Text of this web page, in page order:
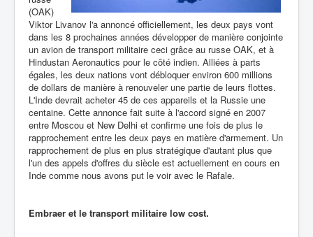
(OAK)
Viktor Livanov l'a annoncé officiellement, les deux pays vont
dans les 8 prochaines années développer de manière conjointe
un avion de transport militaire ceci grâce au russe OAK, et à
Hindustan Aeronautics pour le côté indien. Alliées à parts
égales, les deux nations vont débloquer environ 600 millions
de dollars de manière à renouveler une partie de leurs flottes.
L'Inde devrait acheter 45 de ces appareils et la Russie une
centaine. Cette annonce fait suite à l'accord signé en 2007
entre Moscou et New Delhi et confirme une fois de plus le
rapprochement entre les deux pays en matière d'armement. Un
rapprochement de plus en plus stratégique d'autant plus que
l'un des appels d'offres du siècle est actuellement en cours en
Inde comme nous avons put le voir avec le Rafale.
Embraer et le transport militaire low cost.